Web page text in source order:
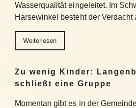
Wasserqualität eingeleitet. Im
Harsewinkel besteht der
Weiterlesen
Zu wenig Kinder:
schließt eine Gruppe
Momentan gibt es in der